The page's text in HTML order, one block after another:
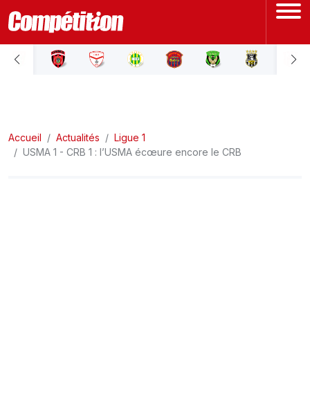
ACCUEIL
LIGUE 2
Accueil Actualités
Ligue 1
USMA 1 - CRB 1 : l’USMA écœure encore le CRB